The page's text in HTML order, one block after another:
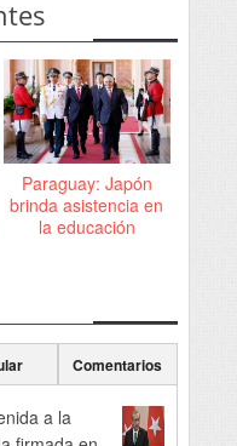
Paraguay: Japón
brinda asistencia en
la educación
Comentarios
a la